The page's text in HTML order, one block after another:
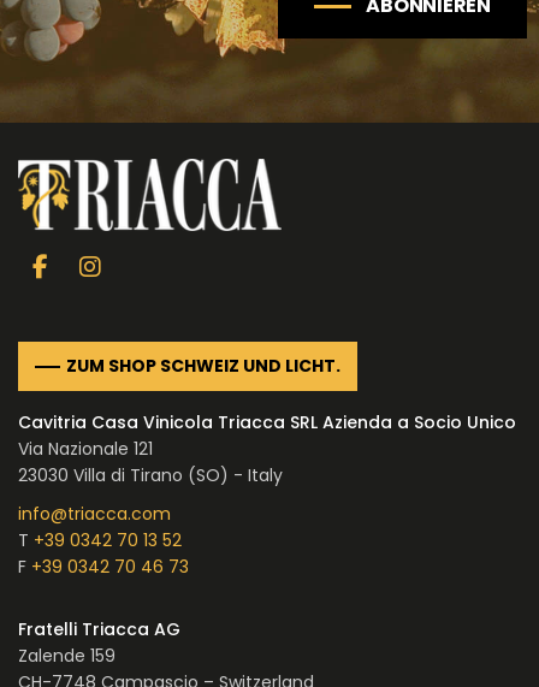
KOSMETIK
IM CHIANTI CLASSICO
Weingut La Madonnina
ABONNIEREN
ZUM SHOP SCHWEIZ UND LICHT.
Cavitria Casa Vinicola Triacca SRL Azienda a Socio Unico
Via Nazionale 121
23030 Villa di Tirano (SO) - Italy
info@triacca.com
T +39 0342 70 13 52
F +39 0342 70 46 73
Fratelli Triacca AG
Zalende 159
CH-7748 Campascio – Switzerland